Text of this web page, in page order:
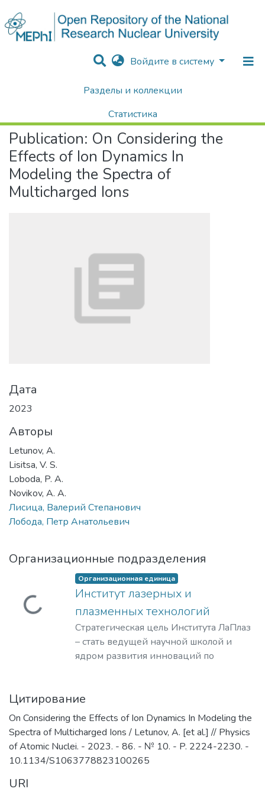
Войдите в систему
Разделы и коллекции
Статистика
Поиск
Научные публикации / Препринты
Publication: On Considering the
Effects of Ion Dynamics In
Modeling the Spectra of
Multicharged Ions
Дата
2023
Авторы
Letunov, A.
Lisitsa, V. S.
Loboda, P. A.
Novikov, A. A.
Лисица, Валерий Степанович
Лобода, Петр Анатольевич
Организационные подразделения
Загружается...
Организационная единица
Институт лазерных и
плазменных технологий
Стратегическая цель Института ЛаПлаз
– стать ведущей научной школой и
ядром развития инноваций по
уникальными образовательными
программами, востребованными на
российском и мировом рынке
образовательных услуг.
Цитирование
On Considering the Effects of Ion Dynamics In Modeling the
Spectra of Multicharged Ions / Letunov, A. [et al.] // Physics
of Atomic Nuclei. - 2023. - 86. - № 10. - P. 2224-2230. -
10.1134/S1063778823100265
URI